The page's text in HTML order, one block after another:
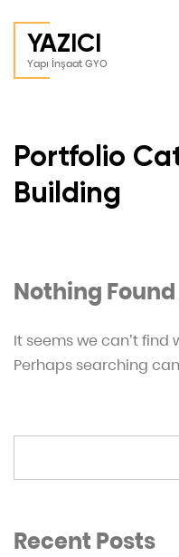
YAZICI
Yapı İnşaat GYO
Portfolio
Building
Nothing Found
It seems we can’t find
Perhaps searching
Recent Posts